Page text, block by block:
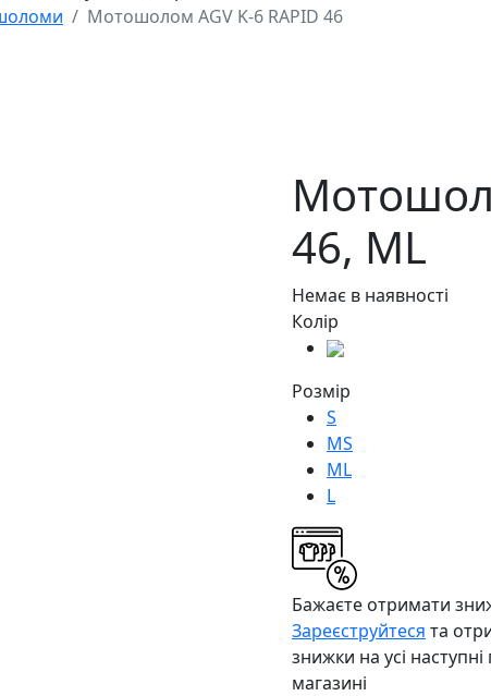
Мотошолом AGV K-6 RAPID 46
46, ML
Немає в наявності
Колір
Розмір
S
MS
ML
L
Бажаєте отримати
Зареєструйтеся та
знижки на усі
магазині